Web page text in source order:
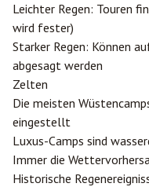
Leichter Regen: Touren
wird fester)
Starker Regen: Können
abgesagt werden
Zelten
Die meisten
eingestellt
Luxus-Camps sind
Immer die
Historische